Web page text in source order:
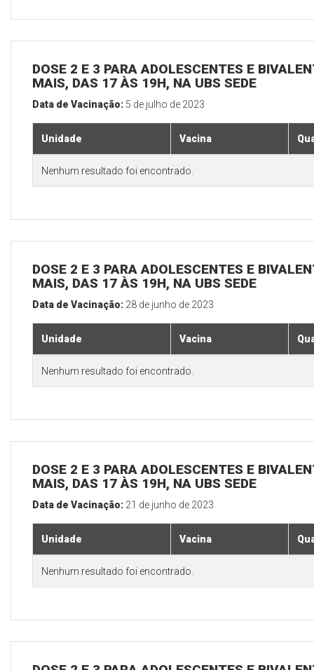
DOSE 2 E 3 PARA ADOLESCENTES E
MAIS, DAS 17 ÀS 19H, NA UBS SEDE
Data de Vacinação: 5 de julho de 2023
Unidade Vacina
Nenhum resultado foi encontrado.
DOSE 2 E 3 PARA ADOLESCENTES E
MAIS, DAS 17 ÀS 19H, NA UBS SEDE
Data de Vacinação: 28 de junho de 2023
Unidade Vacina
Nenhum resultado foi encontrado.
DOSE 2 E 3 PARA ADOLESCENTES E
MAIS, DAS 17 ÀS 19H, NA UBS SEDE
Data de Vacinação: 21 de junho de 2023
Unidade Vacina
Nenhum resultado foi encontrado.